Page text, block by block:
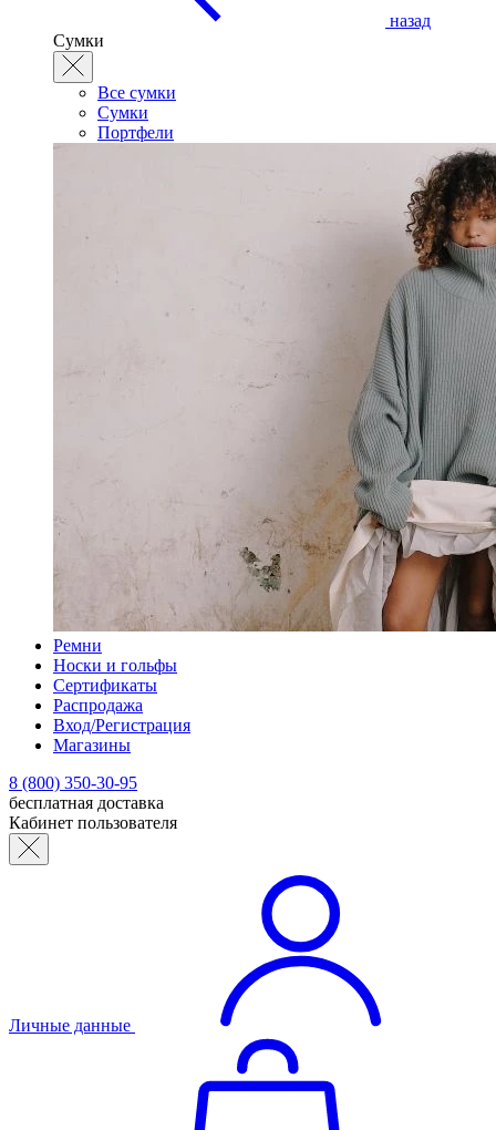
назад
Сумки
Все сумки
Сумки
Портфели
Ремни
Носки и гольфы
Сертификаты
Распродажа
Вход/Регистрация
Магазины
8 (800) 350-30-95
бесплатная доставка
Кабинет пользователя
Личные данные